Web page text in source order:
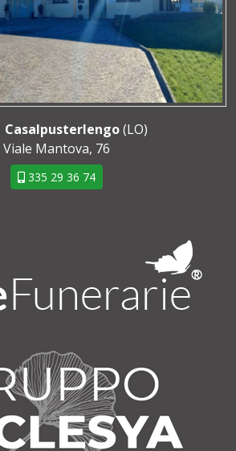
Casalpusterlengo(LO)
Viale Mantova, 76
335 29 36 74